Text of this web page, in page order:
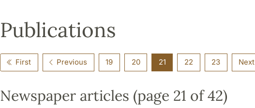
Publications
First Previous 19 20 21 22 23 Next
Newspaper articles (page 21 of 42)